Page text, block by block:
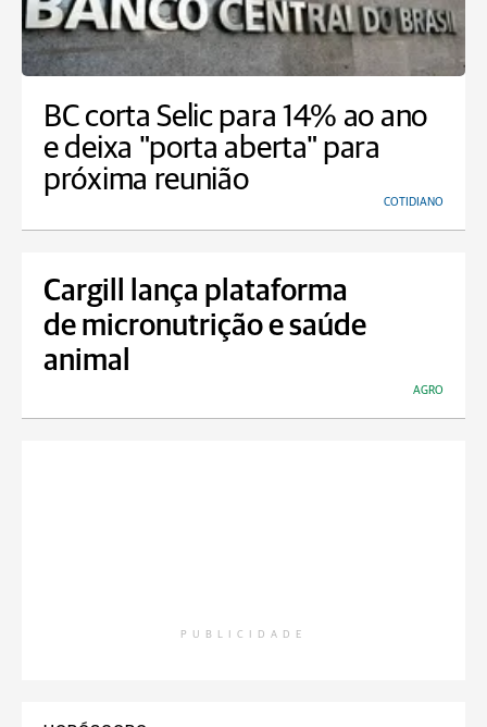
BC corta Selic para 14% ao ano
e deixa "porta aberta" para
próxima reunião
COTIDIANO
Cargill lança plataforma
de micronutrição e saúde
animal
AGRO
PUBLICIDADE